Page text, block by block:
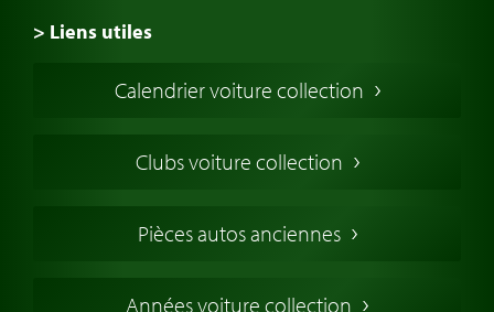
> Liens utiles
Voiture Collection Europe
Voitures Anglaises
Voitures Allemandes
Calendrier voiture collection
Clubs voiture collection
Pièces autos anciennes
Années voiture collection